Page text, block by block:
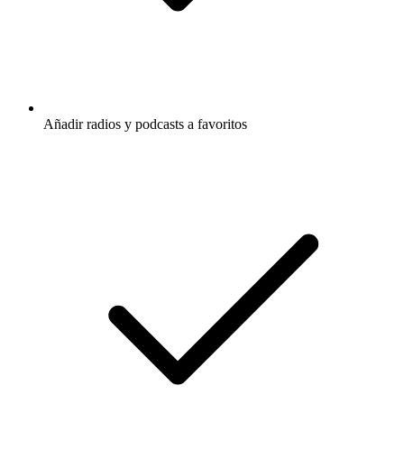
Añadir radios y podcasts a favoritos